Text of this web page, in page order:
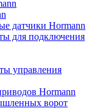
датчики Hormann
для подключения
управления
Hormann
ворот